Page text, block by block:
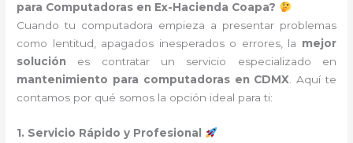
para Computadoras en Ex-Hacienda Coapa?
Cuando tu computadora empieza a presentar problemas
como lentitud, apagados inesperados o errores, la mejor
solución es contratar un servicio especializado en
mantenimiento para computadoras en CDMX . Aquí te
contamos por qué somos la opción ideal para ti:
1. Servicio Rápido y Profesional